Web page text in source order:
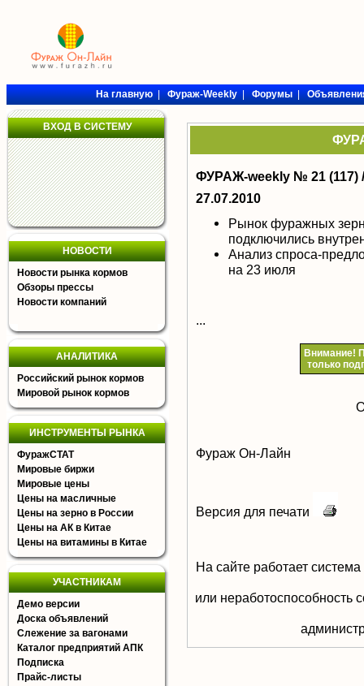
На главную|Фураж-Weekly|Форумы|
ВХОД В СИСТЕМУ
НОВОСТИ
Новости рынка кормов
Обзоры прессы
Новости компаний
АНАЛИТИКА
Российский рынок кормов
Мировой рынок кормов
ИНСТРУМЕНТЫ РЫНКА
ФуражСТАТ
Мировые биржи
Мировые цены
Цены на масличные
Цены на зерно в России
Цены на АК в Китае
Цены на витамины в Китае
УЧАСТНИКАМ
Демо версии
Доска объявлений
Слежение за вагонами
Каталог предприятий АПК
Подписка
Прайс-листы
ФУРАЖ-weekly № 21 (117)
27.07.2010
Рынок фуражных
подключились
Анализ спроса-
на 23 июля
...
Внимание!
только
Фураж Он-Лайн
Версия для печати
На сайте работает
или неработоспособность